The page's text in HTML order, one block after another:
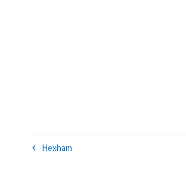
Hexham